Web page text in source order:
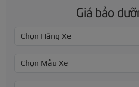
Giá bảo